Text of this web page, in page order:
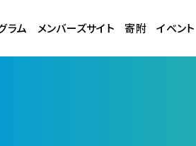
ラム メンバーズサイト 寄附 イベント